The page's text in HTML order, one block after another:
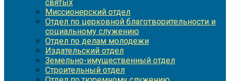
святых
Миссионерский отдел
Отдел по церковной благотворительности и
социальному служению
Отдел по делам молодежи
Издательский отдел
Земельно-имущественный отдел
Строительный отдел